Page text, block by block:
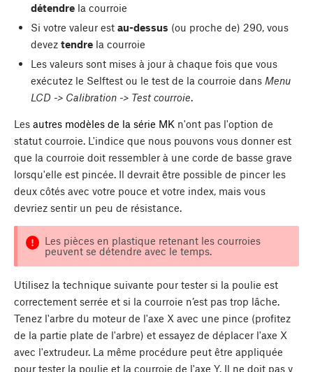
détendrela courroie
Si votre valeur est au-dessus (ou proche de) 290, vous
devez tendrela courroie
Les valeurs sont mises à jour à chaque fois que vous
exécutez le Selftest ou le test de la courroie dans Menu
LCD -> Calibration -> Test courroie.
Les autres modèles de la série MK n'ont pas l'option de
statut courroie. L'indice que nous pouvons vous donner est
que la courroie doit ressembler à une corde de basse grave
lorsqu'elle est pincée. Il devrait être possible de pincer les
deux côtés avec votre pouce et votre index, mais vous
devriez sentir un peu de résistance.
Les pièces en plastique retenant les courroies
peuvent se détendre avec le temps.
Utilisez la technique suivante pour tester si la poulie est
correctement serrée et si la courroie n’est pas trop lâche.
Tenez l'arbre du moteur de l'axe X avec une pince (profitez
de la partie plate de l'arbre) et essayez de déplacer l'axe X
avec l'extrudeur. La même procédure peut être appliquée
pour tester la poulie et la courroie de l'axe Y. Il ne doit pas y